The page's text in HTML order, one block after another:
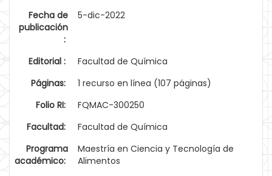
Fecha de
publicación
:
5-dic-2022
Editorial :
Facultad de Química
Páginas:
1 recurso en línea (107 páginas)
Folio RI:
FQMAC-300250
Facultad:
Facultad de Química
Programa
académico:
Maestría en Ciencia y Tecnología de
Alimentos